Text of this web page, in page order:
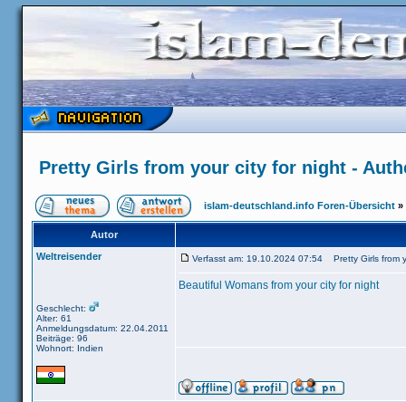
Pretty Girls from your city for night -
islam-deutschland.info Foren-Übersicht »
Autor
Weltreisender
Geschlecht:
Alter: 61
Anmeldungsdatum: 22.04.2011
Beiträge: 96
Wohnort: Indien
Verfasst am: 19.10.2024 07:54 Pretty Girls from
Beautiful Womans from your city for night